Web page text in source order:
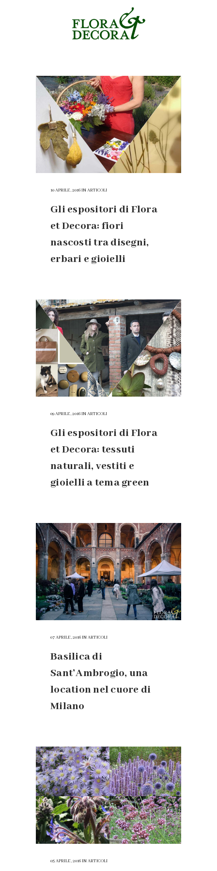
10 APRILE, 2016INARTICOLI
Gli espositori di Flora
et Decora: fiori
nascosti tra disegni,
erbari e gioielli
09 APRILE, 2016INARTICOLI
Gli espositori di Flora
et Decora: tessuti
naturali, vestiti e
gioielli a tema green
07 APRILE, 2016INARTICOLI
Basilica di
Sant’Ambrogio, una
location nel cuore di
Milano
05 APRILE, 2016INARTICOLI